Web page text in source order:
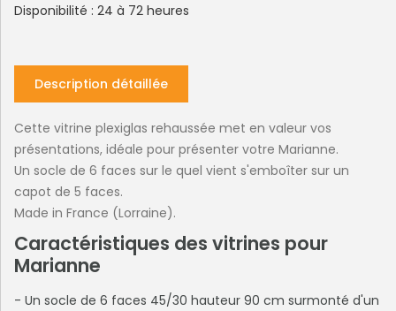
Disponibilité : 24 à 72 heures
Description détaillée
Cette vitrine plexiglas rehaussée met en valeur vos
présentations, idéale pour présenter votre Marianne.
Un socle de 6 faces sur le quel vient s'emboîter sur un
capot de 5 faces.
Made in France (Lorraine).
Caractéristiques des vitrines pour
Marianne
- Un socle de 6 faces 45/30 hauteur 90 cm surmonté d'un